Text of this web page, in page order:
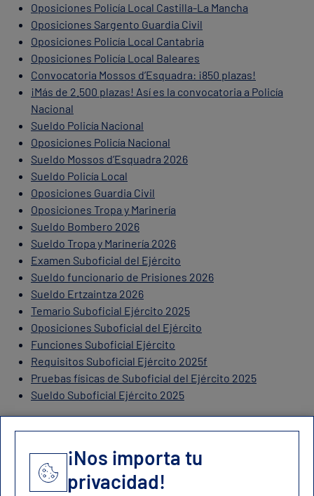
Oposiciones Policía Local Castilla-La Mancha
Oposiciones Sargento Guardia Civil
Oposiciones Policía Local Cantabria
Oposiciones Policía Local Baleares
Convocatoria Mossos d’Esquadra: ¡850 plazas!
¡Más de 2.500 plazas! Así es la convocatoria a Policía
Nacional
Sueldo Policía Nacional
Oposiciones Policía Nacional
Sueldo Mossos d’Esquadra 2026
Sueldo Policía Local
Oposiciones Guardia Civil
Oposiciones Tropa y Marinería
Sueldo Bombero 2026
Sueldo Tropa y Marinería 2026
Examen Suboficial del Ejército
Sueldo funcionario de Prisiones 2026
Sueldo Ertzaintza 2026
Temario Suboficial Ejército 2025
Oposiciones Suboficial del Ejército
Funciones Suboficial Ejército
Requisitos Suboficial Ejército 2025f
Pruebas físicas de Suboficial del Ejército 2025
Sueldo Suboficial Ejército 2025
Contacto
¡Nos importa tu
privacidad!